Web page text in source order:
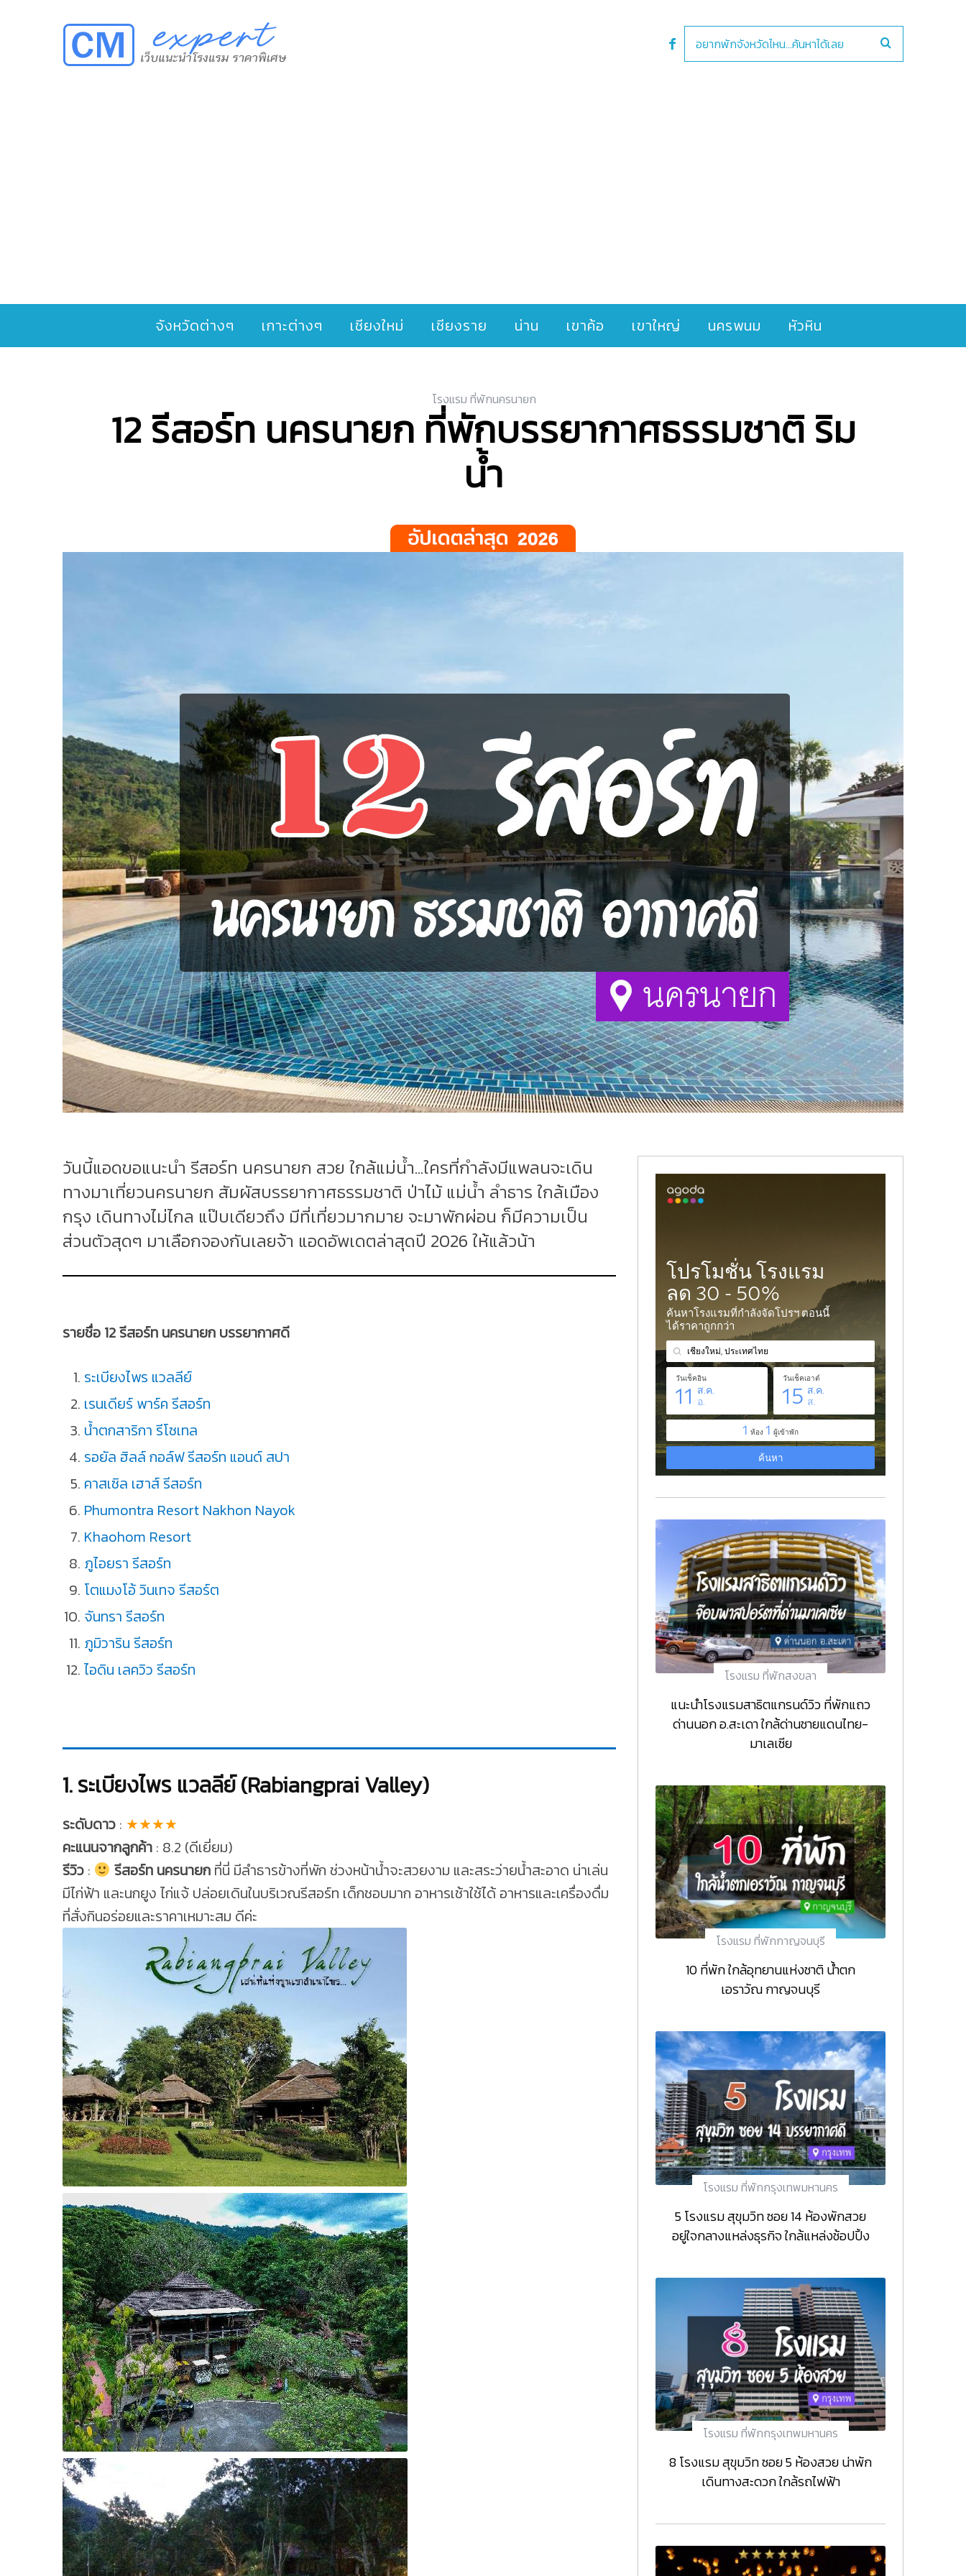
จังหวัดต่างๆ เกาะต่างๆ เชียงใหม่ เชียงราย น่าน เขาค้อ เขาใหญ่ นครพนม หัวหิน
โรงแรม ที่พักนครนายก
12 รีสอร์ท นครนายก ที่พักบรรยากาศธรรมชาติ ริม
น้ำ
วันนี้แอดขอแนะนำ รีสอร์ท นครนายก สวย ใกล้แม่น้ำ...ใครที่กำลังมีแพลนจะเดิน
ทางมาเที่ยวนครนายก สัมผัสบรรยากาศธรรมชาติ ป่าไม้ แม่น้ำ ลำธาร ใกล้เมือง
กรุง เดินทางไม่ไกล แป๊บเดียวถึง มีที่เที่ยวมากมาย จะมาพักผ่อน ก็มีความเป็น
ส่วนตัวสุดๆ มาเลือกจองกันเลยจ้า แอดอัพเดตล่าสุดปี 2026 ให้แล้วน้า
รายชื่อ 12 รีสอร์ท นครนายก บรรยากาศดี
ระเบียงไพร แวลลีย์
เรนเดียร์ พาร์ค รีสอร์ท
น้ำตกสาริกา รีโซเทล
รอยัล ฮิลล์ กอล์ฟ รีสอร์ท แอนด์ สปา
คาสเซิล เฮาส์ รีสอร์ท
Phumontra Resort Nakhon Nayok
Khaohom Resort
ภูไอยรา รีสอร์ท
โตแมงโอ้ วินเทจ รีสอร์ต
จันทรา รีสอร์ท
ภูมิวาริน รีสอร์ท
ไอดิน เลควิว รีสอร์ท
1. ระเบียงไพร แวลลีย์ (Rabiangprai Valley)
ระดับดาว : ★★★★
คะแนนจากลูกค้า : 8.2 (ดีเยี่ยม)
รีวิว : รีสอร์ท นครนายกที่นี่ มีลำธารข้างที่พัก ช่วงหน้าน้ำจะสวยงาม และสระว่ายน้ำสะอาด น่าเล่น
มีไก่ฟ้า และนกยูง ไก่แจ้ ปล่อยเดินในบริเวณรีสอร์ท เด็กชอบมาก อาหารเช้าใช้ได้ อาหารและเครื่องดื่ม
ที่สั่งกินอร่อยและราคาเหมาะสม ดีค่ะ
โรงแรม ที่พักสงขลา
แนะนำโรงแรมสาธิตแกรนด์วิว ที่พักแถว
ด่านนอก อ.สะเดา ใกล้ด่านชายแดนไทย-
มาเลเซีย
โรงแรม ที่พักกาญจนบุรี
10 ที่พัก ใกล้อุทยานแห่งชาติ น้ำตก
เอราวัณ กาญจนบุรี
โรงแรม ที่พักกรุงเทพมหานคร
5 โรงแรม สุขุมวิท ซอย 14 ห้องพักสวย
อยู่ใจกลางแหล่งธุรกิจ ใกล้แหล่งช้อปปิ้ง
โรงแรม ที่พักกรุงเทพมหานคร
8 โรงแรม สุขุมวิท ซอย 5 ห้องสวย น่าพัก
เดินทางสะดวก ใกล้รถไฟฟ้า